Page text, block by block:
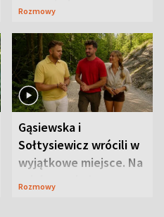
zapowiada
Rozmowy
Gąsiewska i
Sołtysiewicz wrócili w
wyjątkowe miejsce. Na
szlaku czekał
Rozmowy